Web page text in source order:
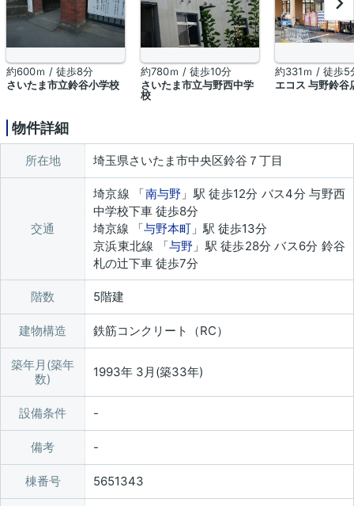
約600ｍ / 徒歩8分
さいたま市立鈴谷小学校
約780ｍ / 徒歩10分
さいたま市立与野西中学
校
約331ｍ / 徒歩5
エコス 与野鈴谷
物件詳細
所在地 埼玉県さいたま市中央区鈴谷７丁目
交通
埼京線 「南与野 」駅 徒歩12分 バス4分 与野西
中学校下車 徒歩8分
埼京線 「与野本町 」駅 徒歩13分
京浜東北線 「与野 」駅 徒歩28分 バス6分 鈴谷
札の辻下車 徒歩7分
階数 5階建
建物構造 鉄筋コンクリート（RC）
築年月(築年
数)
1993年 3月(築33年)
設備条件
備考
棟番号 5651343